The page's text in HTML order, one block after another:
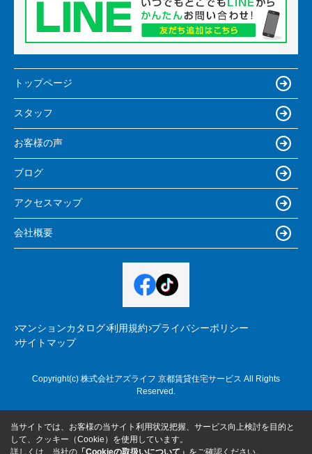
トップページ
スタッフ
お客様の声
ブログ
アクセスマップ
会社概要
マンションカタログ 利用規約 プライバシーポリシー
サイトマップ
Copyright(c) 株式会社アズライフ 京都賃貸住宅サービス All Rights
Reserved.
当サイトでは、お客様の当サイト利用状況把握、サービス向上検討を目的と
して、クッキー（Cookie）を使用しています。
詳しくは、当社の 「Cookieの取扱いについて」 をご確認ください。